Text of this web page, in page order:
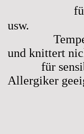
für
usw.
und knittert
für
Allergiker